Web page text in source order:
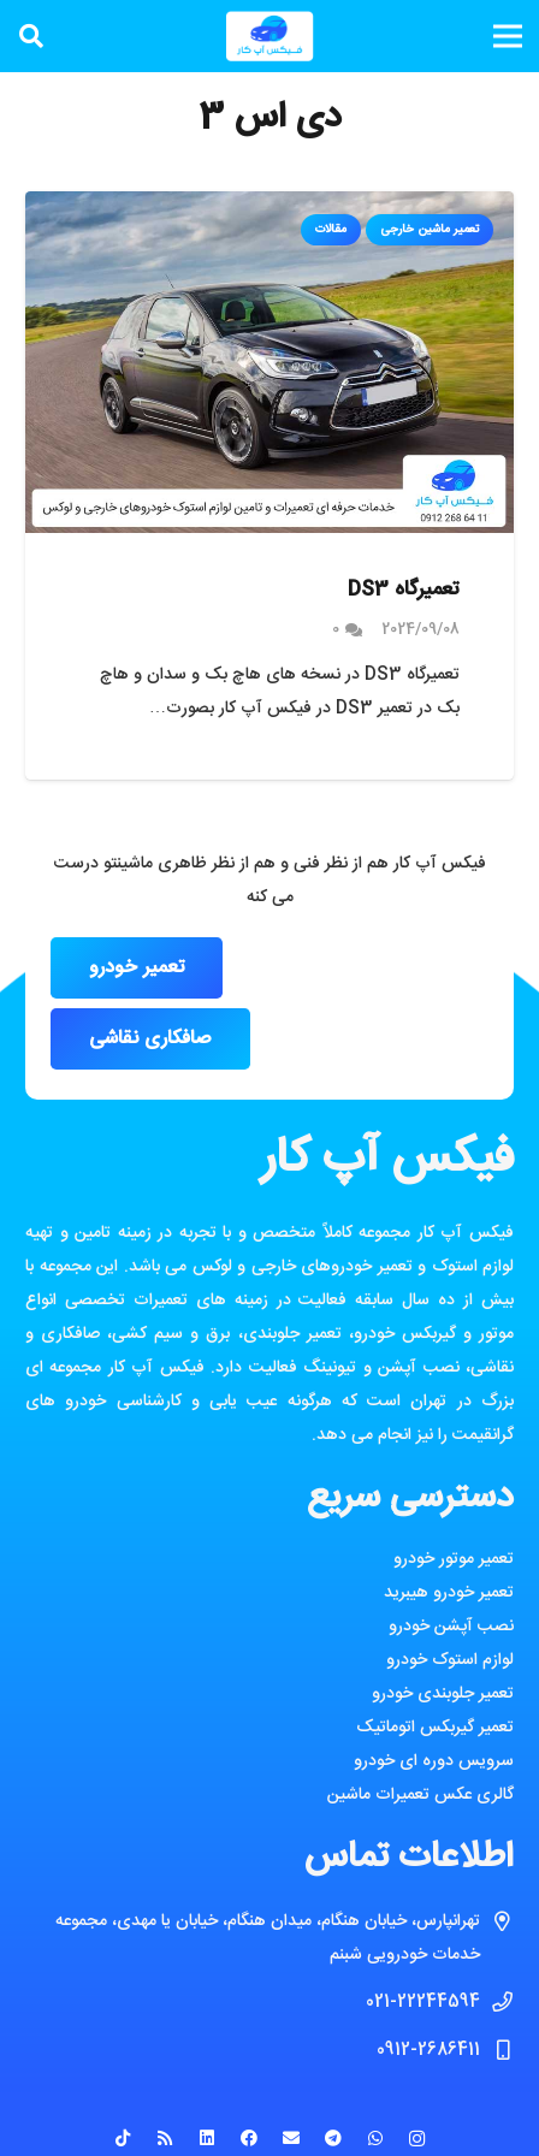
دی اس 3
تعمیر ماشین خارجی مقالات
تعمیرگاه DS3
2024/09/08
0
تعمیرگاه DS3 در نسخه های هاچ بک و سدان و هاچ
بک در تعمیر DS3 در فیکس آپ کار بصورت…
فیکس آپ کار هم از نظر فنی و هم از نظر ظاهری ماشینتو درست
می کنه
تعمیر خودرو
صافکاری نقاشی
فیکس آپ کار
فیکس آپ کار مجموعه کاملاً متخصص و با تجربه در زمینه تامین و تهیه
لوازم استوک و تعمیر خودروهای خارجی و لوکس می باشد. این مجموعه با
بیش از ده سال سابقه فعالیت در زمینه های تعمیرات تخصصی انواع
موتور و گیربکس خودرو، تعمیر جلوبندی، برق و سیم کشی، صافکاری و
نقاشی، نصب آپشن و تیونینگ فعالیت دارد. فیکس آپ کار مجموعه ای
بزرگ در تهران است که هرگونه عیب یابی و کارشناسی خودرو های
گرانقیمت را نیز انجام می دهد.
دسترسی سریع
تعمیر موتور خودرو
تعمیر خودرو هیبرید
نصب آپشن خودرو
لوازم استوک خودرو
تعمیر جلوبندی خودرو
تعمیر گیربکس اتوماتیک
سرویس دوره ای خودرو
گالری عکس تعمیرات ماشین
اطلاعات تماس
تهرانپارس، خیابان هنگام، میدان هنگام، خیابان یا مهدی، مجموعه
خدمات خودرویی شبنم
021-22244594
0912-2686411